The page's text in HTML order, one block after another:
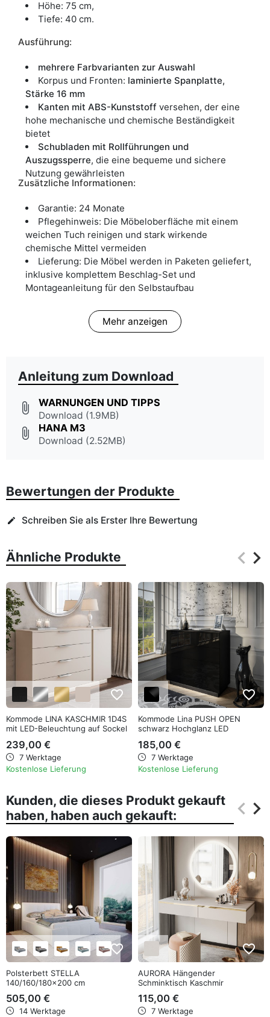
Höhe: 75 cm,
Tiefe: 40 cm.
Ausführung:
mehrere Farbvarianten zur Auswahl
Korpus und Fronten: laminierte Spanplatte,
Stärke 16 mm
Kanten mit ABS-Kunststoff versehen, der eine
hohe mechanische und chemische Beständigkeit
bietet
Schubladen mit Rollführungen und
Auszugssperre, die eine bequeme und sichere
Nutzung gewährleisten
Zusätzliche Informationen:
Garantie: 24 Monate
Pflegehinweis: Die Möbeloberfläche mit einem
weichen Tuch reinigen und stark wirkende
chemische Mittel vermeiden
Lieferung: Die Möbel werden in Paketen geliefert,
inklusive komplettem Beschlag-Set und
Montageanleitung für den Selbstaufbau
Mehr anzeigen
Anleitung zum Download
attach_file WARNUNGEN UND TIPPS
Download (1.9MB)
attach_file HANA M3
Download (2.52MB)
Bewertungen der Produkte
edit Schreiben Sie als Erster Ihre Bewertung
Ähnliche Produkte keyboard_arrow_left
keyboard_arrow_right
favorite_border
Kommode LINA KASCHMIR 1D4S
mit LED-Beleuchtung auf Sockel
239,00 €
7 Werktage
Kostenlose Lieferung
favorite_border
Kommode Lina PUSH OPEN
schwarz Hochglanz LED
185,00 €
7 Werktage
Kostenlose Lieferung
Kunden, die dieses Produkt gekauft
haben, haben auch gekauft:
keyboard_arrow_left
keyboard_arrow_right
favorite_border
Polsterbett STELLA
140/160/180x200 cm
505,00 €
14 Werktage
favorite_border
AURORA Hängender
Schminktisch Kaschmir
115,00 €
7 Werktage